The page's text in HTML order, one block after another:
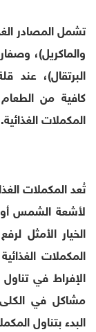
تشمل المصادر
والماكريل)،
البرتقال)،
كافية من
المكملات الغذائية.
تُعد المكملات
لأشعة الشمس أو
الخيار الأمثل
المكملات
الإفراط في
مشاكل في
البدء بتناول